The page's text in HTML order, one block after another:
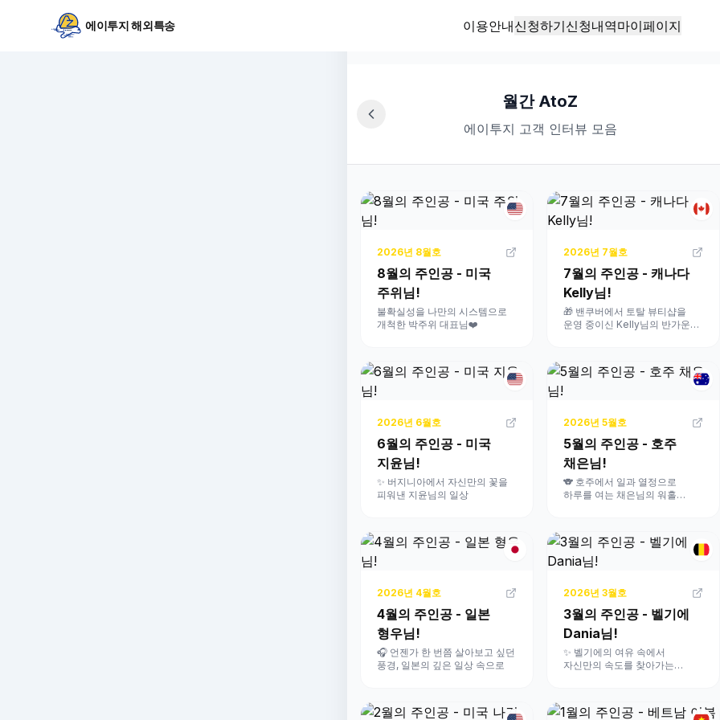
에이투지 해외특송 이용안내신청하기신청내역마이페이지
월간 AtoZ
에이투지 고객 인터뷰 모음
2026년 8월호
8월의 주인공 - 미국
주위님!
불확실성을 나만의 시스템으로
개척한 박주위 대표님❤️
2026년 7월호
7월의 주인공 - 캐나다
Kelly님!
🎁 밴쿠버에서 토탈 뷰티샵을
운영 중이신 Kelly님의 반가운
2026년 6월호
6월의 주인공 - 미국
지윤님!
✨ 버지니아에서 자신만의 꽃을
피워낸 지윤님의 일상
2026년 5월호
5월의 주인공 - 호주
채은님!
🐨 호주에서 일과 열정으로
하루를 여는 채은님의 워홀
2026년 4월호
4월의 주인공 - 일본
형우님!
🎧 언젠가 한 번쯤 살아보고 싶던
풍경, 일본의 깊은 일상 속으로
2026년 3월호
3월의 주인공 - 벨기에
Dania님!
✨ 벨기에의 여유 속에서
자신만의 속도를 찾아가는